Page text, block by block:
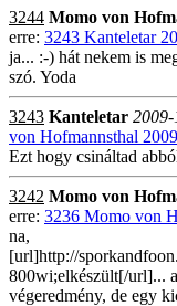
3244 Momo von
erre: 3243 Kanteletar
ja... :-) hát nekem is
szó. Yoda
3243 Kanteletar
von Hofmannsthal
Ezt hogy csináltad
3242 Momo von
erre: 3236 Momo von
na,
[url]http://
800wi;elkészült[/url]...
végeredmény, de egy